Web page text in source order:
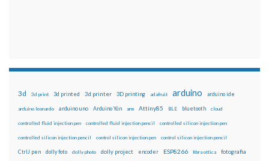
3d 3d print 3d printed 3d printer 3D printing adafruit arduino arduino ide
arduino leonardo arduino uno Arduino Yún arm Attiny85 BLE bluetooth cloud
controlled fluid injection pen controlled fluid injection pencil controlled silicon injection pen
controlled silicon injection pencil control silicon injection pen control silicon injection pencil
CtrlJ pen dolly foto dolly photo dolly project encoder ESP8266 fibra ottica fotografia